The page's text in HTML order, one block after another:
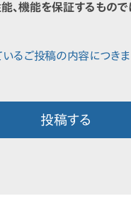
、機能を保証するもので
投稿する